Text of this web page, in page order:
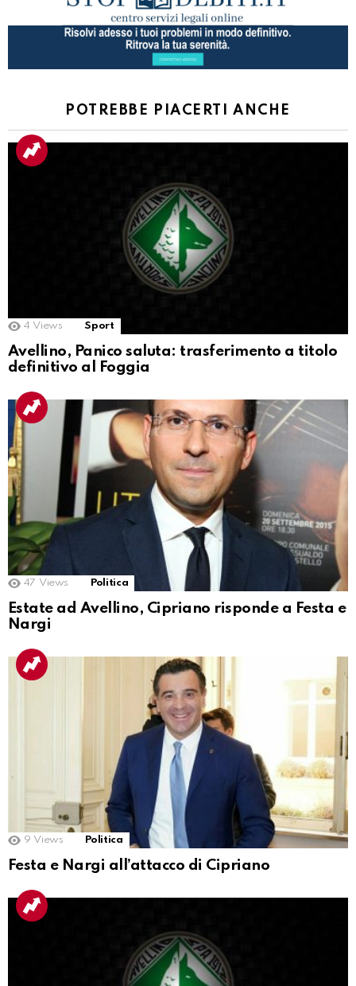
POTREBBE PIACERTI ANCHE
4 Views Sport
Avellino, Panico saluta: trasferimento a titolo
definitivo al Foggia
47 Views Politica
Estate ad Avellino, Cipriano risponde a Festa e
Nargi
9 Views Politica
Festa e Nargi all’attacco di Cipriano